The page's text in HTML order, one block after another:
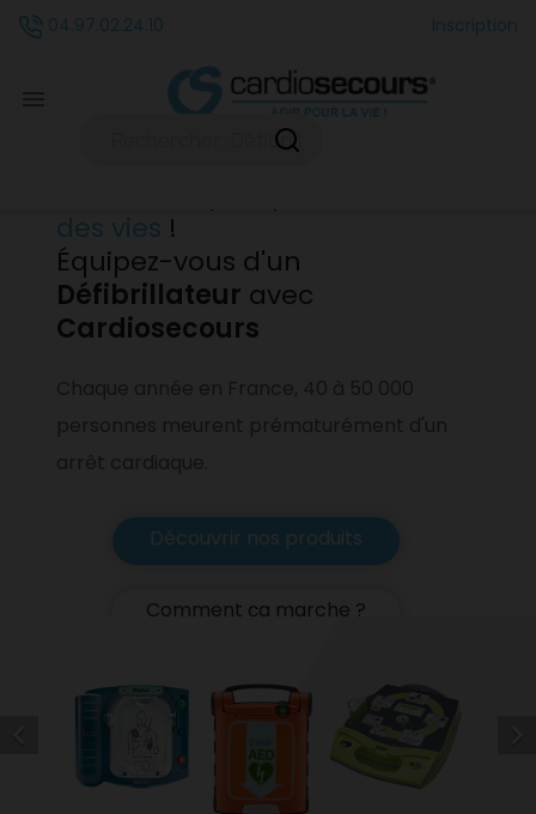
04.97.02.24.10 Inscription
Cardiosecours
• Certifié ISO 9001
• Contribue aux enjeux du développement durable
Précédent